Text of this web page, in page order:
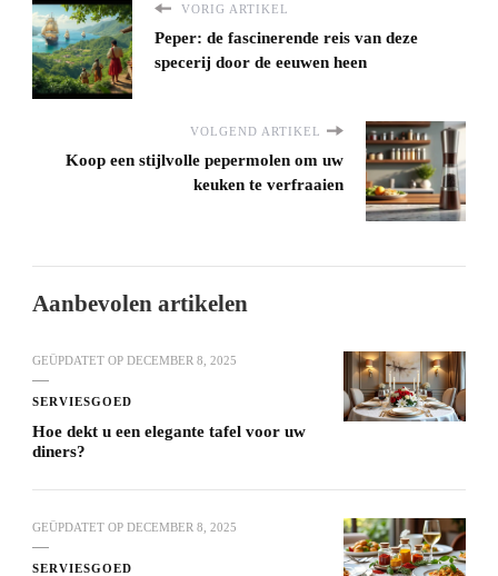
VORIG ARTIKEL
Peper: de fascinerende reis van deze
specerij door de eeuwen heen
VOLGEND ARTIKEL
Koop een stijlvolle pepermolen om uw
keuken te verfraaien
Aanbevolen artikelen
GEÜPDATET OP DECEMBER 8, 2025
SERVIESGOED
Hoe dekt u een elegante tafel voor uw
diners?
GEÜPDATET OP DECEMBER 8, 2025
SERVIESGOED